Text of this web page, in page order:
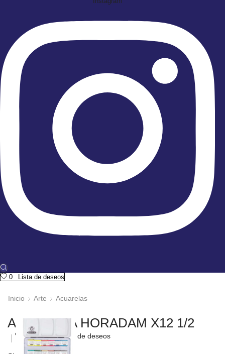
0 Lista de deseos
Inicio Arte Acuarelas
ACUARELA HORADAM X12 1/2
Añadir a la lista de deseos